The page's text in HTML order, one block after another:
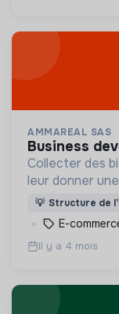
AMMAREAL SAS
business
Collecter des
leur donner
la culture pour
💡 Structure de
E-
Il y a 4 mois